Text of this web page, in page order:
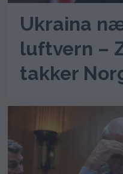
Ukraina
luftvern –
takker